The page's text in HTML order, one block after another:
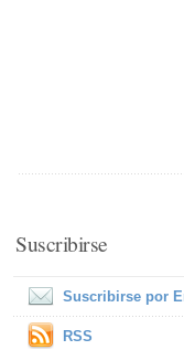
Suscribirse
Suscribirse por
RSS